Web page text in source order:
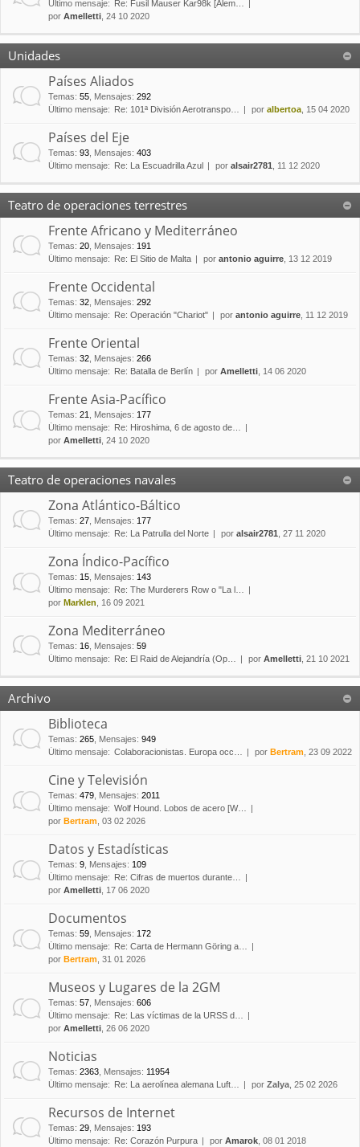
Último mensaje:
Re: Fusil Mauser Kar98k [Alem…
por Amelletti , 24 10 2020
Unidades
Países Aliados
Temas: 55 Mensajes: 292
Último mensaje:
Re: 101ª División Aerotranspo… por albertoa , 15 04 2020
Países del Eje
Temas: 93 Mensajes: 403
Último mensaje:
Re: La Escuadrilla Azul por alsair2781 , 11 12 2020
Teatro de operaciones terrestres
Frente Africano y Mediterráneo
Temas: 20 Mensajes: 191
Último mensaje:
Re: El Sitio de Malta por antonio aguirre , 13 12 2019
Frente Occidental
Temas: 32 Mensajes: 292
Último mensaje:
Re: Operación "Chariot" por antonio aguirre , 11 12 2019
Frente Oriental
Temas: 32 Mensajes: 266
Último mensaje:
Re: Batalla de Berlín por Amelletti , 14 06 2020
Frente Asia-Pacífico
Temas: 21 Mensajes: 177
Último mensaje:
Re: Hiroshima, 6 de agosto de…
por Amelletti , 24 10 2020
Teatro de operaciones navales
Zona Atlántico-Báltico
Temas: 27 Mensajes: 177
Último mensaje:
Re: La Patrulla del Norte por alsair2781 , 27 11 2020
Zona Índico-Pacífico
Temas: 15 Mensajes: 143
Último mensaje:
Re: The Murderers Row o "La l…
por Marklen , 16 09 2021
Zona Mediterráneo
Temas: 16 Mensajes: 59
Último mensaje:
Re: El Raid de Alejandría (Op… por Amelletti , 21 10 2021
Archivo
Biblioteca
Temas: 265 Mensajes: 949
Último mensaje: Colaboracionistas. Europa occ… por Bertram , 23 09 2022
Cine y Televisión
Temas: 479 Mensajes: 2011
Último mensaje: Wolf Hound. Lobos de acero [W…
por Bertram , 03 02 2026
Datos y Estadísticas
Temas: 9 Mensajes: 109
Último mensaje:
Re: Cifras de muertos durante…
por Amelletti , 17 06 2020
Documentos
Temas: 59 Mensajes: 172
Último mensaje:
Re: Carta de Hermann Göring a…
por Bertram , 31 01 2026
Museos y Lugares de la 2GM
Temas: 57 Mensajes: 606
Último mensaje:
Re: Las víctimas de la URSS d…
por Amelletti , 26 06 2020
Noticias
Temas: 2363 Mensajes: 11954
Último mensaje:
Re: La aerolínea alemana Luft… por Zalya , 25 02 2026
Recursos de Internet
Temas: 29 Mensajes: 193
Último mensaje:
Re: Corazón Purpura por Amarok , 08 01 2018